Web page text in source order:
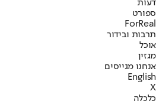
דעות
ספורט
ForReal
תרבות ובידור
אוכל
מגזין
אנחנו מגייסים
English
X
כלכלה